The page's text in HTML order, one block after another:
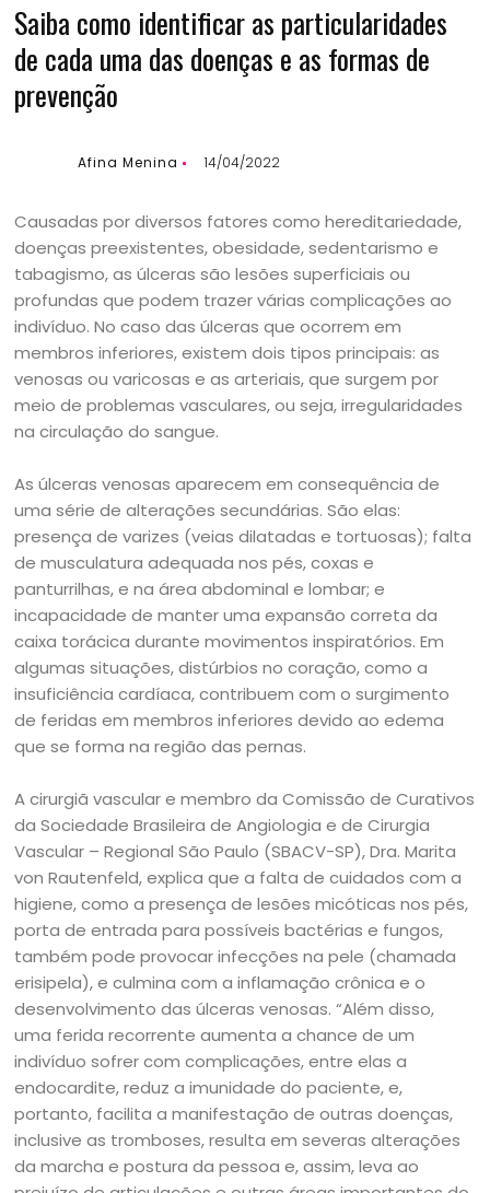
Saiba como identificar as particularidades
de cada uma das doenças e as formas de
prevenção
Afina Menina 14/04/2022
Causadas por diversos fatores como hereditariedade,
doenças preexistentes, obesidade, sedentarismo e
tabagismo, as úlceras são lesões superficiais ou
profundas que podem trazer várias complicações ao
indivíduo. No caso das úlceras que ocorrem em
membros inferiores, existem dois tipos principais: as
venosas ou varicosas e as arteriais, que surgem por
meio de problemas vasculares, ou seja, irregularidades
na circulação do sangue.
As úlceras venosas aparecem em consequência de
uma série de alterações secundárias. São elas:
presença de varizes (veias dilatadas e tortuosas); falta
de musculatura adequada nos pés, coxas e
panturrilhas, e na área abdominal e lombar; e
incapacidade de manter uma expansão correta da
caixa torácica durante movimentos inspiratórios. Em
algumas situações, distúrbios no coração, como a
insuficiência cardíaca, contribuem com o surgimento
de feridas em membros inferiores devido ao edema
que se forma na região das pernas.
A cirurgiã vascular e membro da Comissão de Curativos
da Sociedade Brasileira de Angiologia e de Cirurgia
Vascular – Regional São Paulo (SBACV-SP), Dra. Marita
von Rautenfeld, explica que a falta de cuidados com a
higiene, como a presença de lesões micóticas nos pés,
porta de entrada para possíveis bactérias e fungos,
também pode provocar infecções na pele (chamada
erisipela), e culmina com a inflamação crônica e o
desenvolvimento das úlceras venosas. “Além disso,
uma ferida recorrente aumenta a chance de um
indivíduo sofrer com complicações, entre elas a
endocardite, reduz a imunidade do paciente, e,
portanto, facilita a manifestação de outras doenças,
inclusive as tromboses, resulta em severas alterações
da marcha e postura da pessoa e, assim, leva ao